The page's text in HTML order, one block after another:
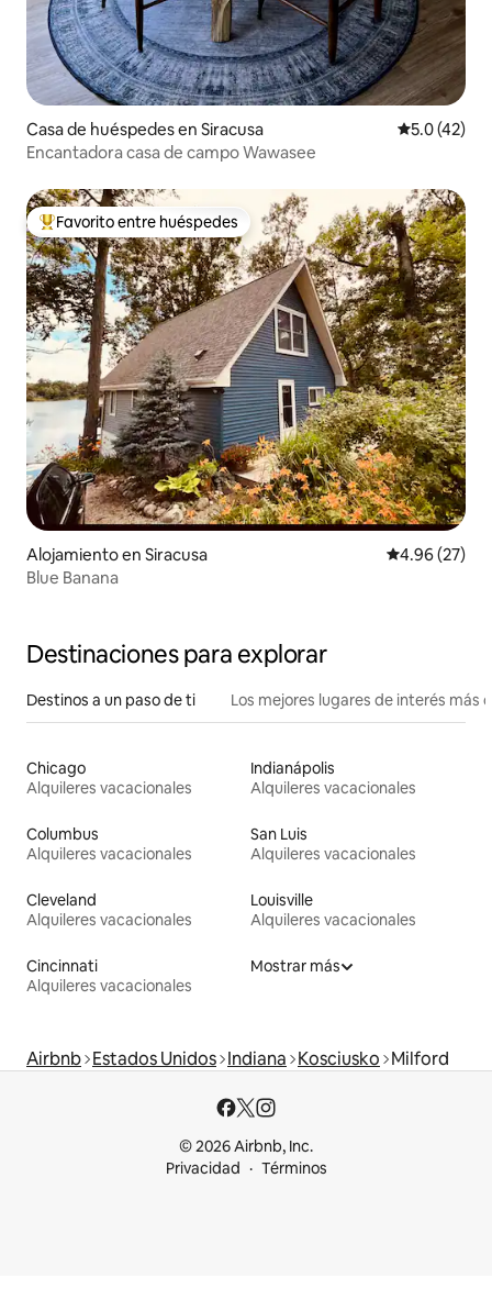
Casa de huéspedes en Siracusa Calificación
5.0 (42)
Encantadora casa de campo Wawasee
Favorito entre huéspedes preferido
Favorito entre huéspedes
Alojamiento en Siracusa Calificación
4.96 (27)
Blue Banana
Destinaciones para explorar
Destinos a un paso de ti Los mejores lugares de interés más
Chicago
Alquileres vacacionales
Indianápolis
Alquileres vacacionales
Columbus
Alquileres vacacionales
San Luis
Alquileres vacacionales
Cleveland
Alquileres vacacionales
Louisville
Alquileres vacacionales
Cincinnati
Alquileres vacacionales
Mostrar más
Airbnb Estados Unidos Indiana Kosciusko Milford
© 2026 Airbnb, Inc.
Privacidad
Términos